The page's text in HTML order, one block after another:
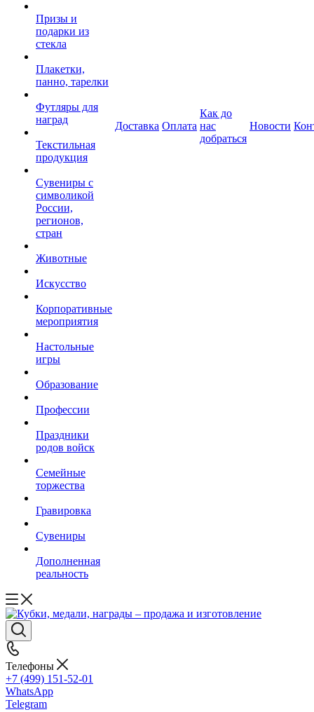
Призы и
подарки из
стекла
Плакетки,
панно, тарелки
Футляры для
наград
Текстильная
продукция
Сувениры с
символикой
России,
регионов,
стран
Животные
Искусство
Корпоративные
мероприятия
Настольные
игры
Образование
Профессии
Праздники
родов войск
Семейные
торжества
Гравировка
Сувениры
Дополненная
реальность
Доставка Оплата
Как до
нас
добраться
Новости
Телефоны
+7 (499) 151-52-01
WhatsApp
Telegram